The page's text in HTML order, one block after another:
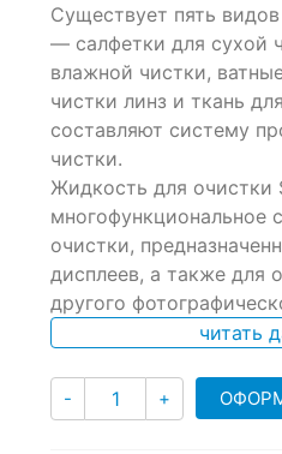
out
on
customer
ratings
Существует пять
— салфетки для сухой
влажной чистки,
чистки линз и ткань
составляют систему
чистки.
Жидкость для очистки
многофункциональное
очистки,
дисплеев, а также для
другого
читать
- Количество
+